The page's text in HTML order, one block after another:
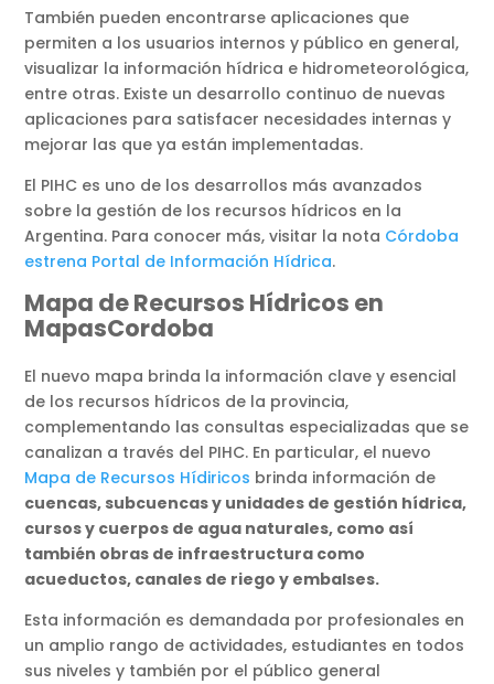
También pueden encontrarse aplicaciones que
permiten a los usuarios internos y público en general,
visualizar la información hídrica e hidrometeorológica,
entre otras. Existe un desarrollo continuo de nuevas
aplicaciones para satisfacer necesidades internas y
mejorar las que ya están implementadas.
El PIHC es uno de los desarrollos más avanzados
sobre la gestión de los recursos hídricos en la
Argentina. Para conocer más, visitar la nota Córdoba
estrena Portal de Información Hídrica.
Mapa de Recursos Hídricos en
MapasCordoba
El nuevo mapa brinda la información clave y esencial
de los recursos hídricos de la provincia,
complementando las consultas especializadas que se
canalizan a través del PIHC. En particular, el nuevo
Mapa de Recursos Hídiricos brinda información de
cuencas, subcuencas y unidades de gestión hídrica,
cursos y cuerpos de agua naturales, como así
también obras de infraestructura como
acueductos, canales de riego y embalses.
Esta información es demandada por profesionales en
un amplio rango de actividades, estudiantes en todos
sus niveles y también por el público general